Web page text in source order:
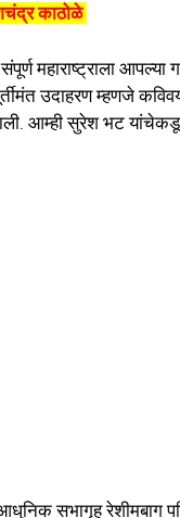
काठोळे
महाराष्ट्राला
उदाहरण म्हणजे
आम्ही सुरेश भट
सभागृह रेशीमबाग